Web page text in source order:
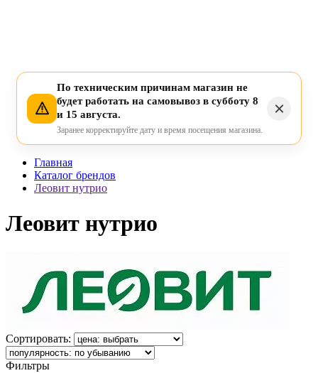
По техническим причинам магазин не
будет работать на самовывоз в субботу 8
и 15 августа.
Заранее корректируйте дату и время посещения магазина.
Главная
Каталог брендов
Леовит нутрио
Леовит нутрио
Сортировать:
Фильтры